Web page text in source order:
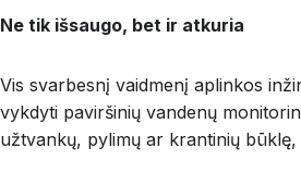
Ne tik išsaugo, bet ir atkuria
Vis svarbesnį vaidmenį aplinkos
vykdyti paviršinių vandenų
užtvankų, pylimų ar krantinių